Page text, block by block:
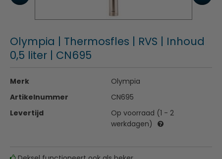
Olympia | Thermosfles | RVS | Inhoud
0,5 liter | CN695
Merk
Olympia
Artikelnummer
CN695
Levertijd
Op voorraad (1 - 2
werkdagen)